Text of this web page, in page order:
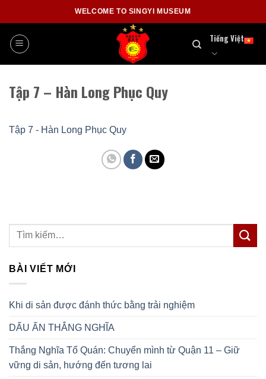
to
content
WELCOME TO SINGYI MUSEUM
Tiếng Việt
Tập 7 – Hàn Long Phục Quy
Tập 7 - Hàn Long Phục Quy
BÀI VIẾT MỚI
Khi di sản được đánh thức bằng trải nghiệm
DẤU ẤN THẮNG NGHĨA
Thắng Nghĩa Tổ Quán: Chuyển mình từ Quận 11 – Giữ
vững di sản, hướng đến tương lai